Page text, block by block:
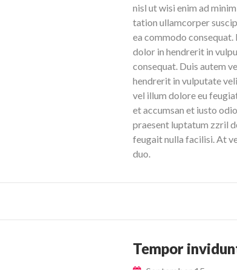
nisl ut wisi enim ad
tation ullamcorper
ea commodo consequat.
dolor in hendrerit in
consequat. Duis autem
hendrerit in vulputate
vel illum dolore eu
et accumsan et iusto
praesent luptatum zzril
feugait nulla facilisi. At
duo.
Tempor